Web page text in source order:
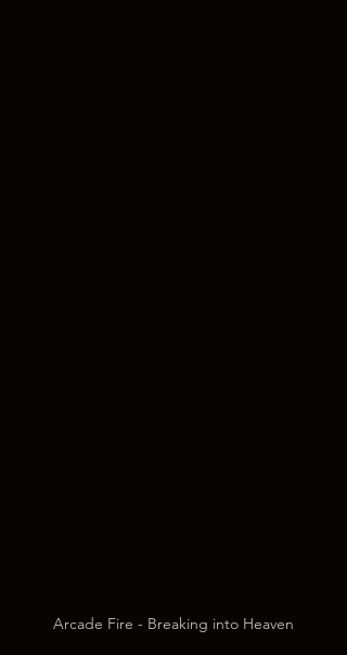
Arcade Fire - Breaking into Heaven